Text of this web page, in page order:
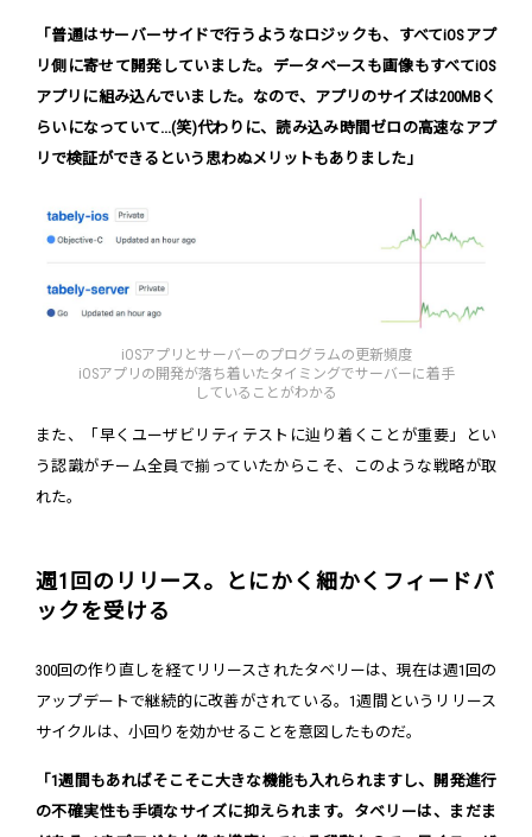
「普通はサーバーサイドで行うようなロジックも、すべてiOSアプ
リ側に寄せて開発していました。データベースも画像もすべてiOS
アプリに組み込んでいました。なので、アプリのサイズは200MBく
らいになっていて...(笑)代わりに、読み込み時間ゼロの高速なアプ
リで検証ができるという思わぬメリットもありました」
iOSアプリとサーバーのプログラムの更新頻度
iOSアプリの開発が落ち着いたタイミングでサーバーに着手
していることがわかる
また、「早くユーザビリティテストに辿り着くことが重要」とい
う認識がチーム全員で揃っていたからこそ、このような戦略が取
れた。
週1回のリリース。とにかく細かくフィードバ
ックを受ける
300回の作り直しを経てリリースされたタベリーは、現在は週1回の
アップデートで継続的に改善がされている。1週間というリリース
サイクルは、小回りを効かせることを意図したものだ。
「1週間もあればそこそこ大きな機能も入れられますし、開発進行
の不確実性も手頃なサイズに抑えられます。タベリーは、まだま